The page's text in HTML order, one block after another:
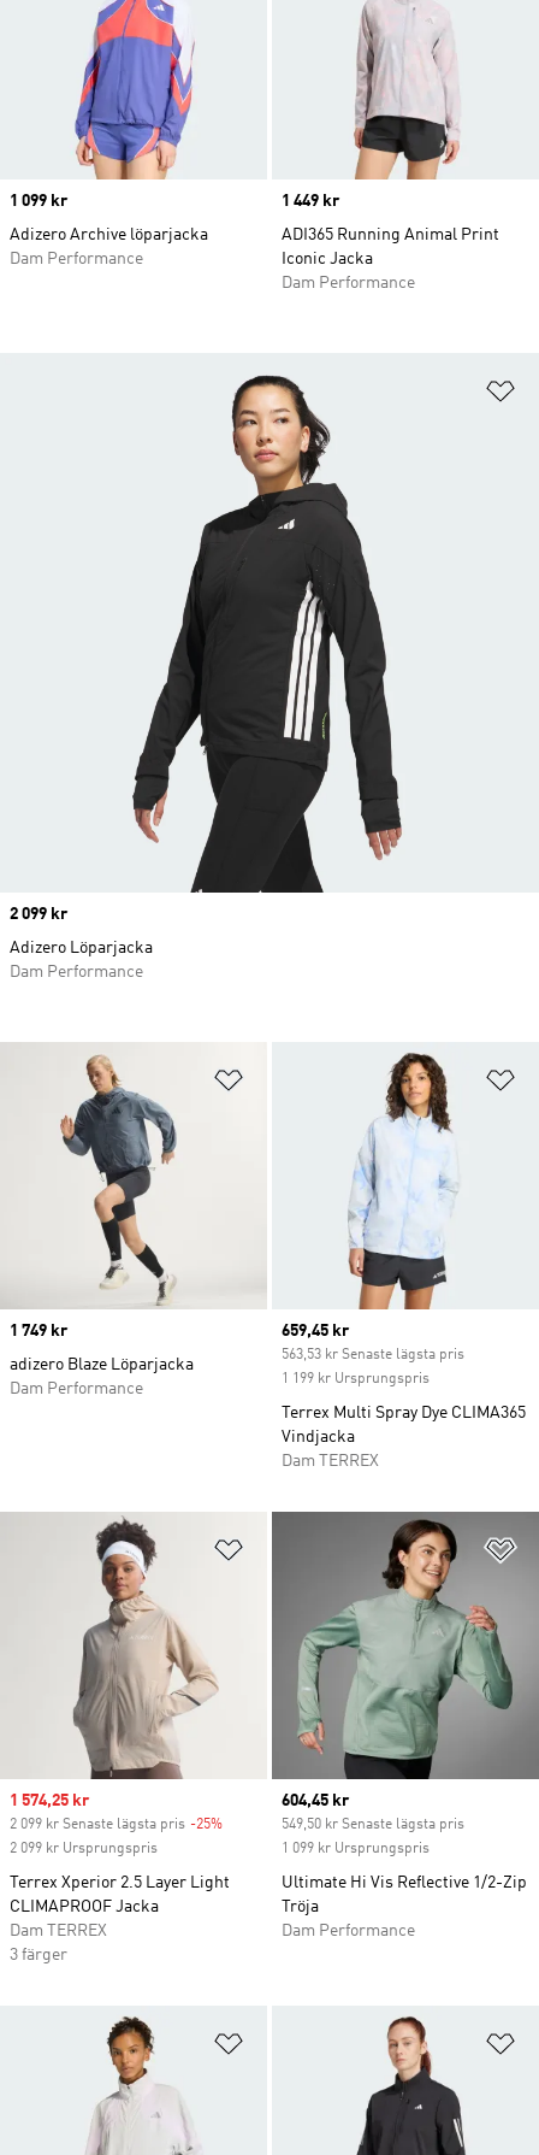
Price
1 099 kr
Adizero Archive löparjacka
Dam Performance
Price
1 449 kr
ADI365 Running Animal Print
Iconic Jacka
Dam Performance
Lägg till på önskelistan
Price
1 749 kr
adizero Blaze Löparjacka
Dam Performance
Current price
659,45 kr
563,53 kr Senaste lägsta pris
1 199 kr Ursprungspris
Terrex Multi Spray Dye CLIMA365
Vindjacka
Dam TERREX
Lägg till på önskelistan
Sale price
1 574,25 kr
2 099 kr Senaste lägsta pris -25%
2 099 kr Ursprungspris
Terrex Xperior 2.5 Layer Light
CLIMAPROOF Jacka
Dam TERREX
3 färger
Current price
604,45 kr
549,50 kr Senaste lägsta pris
1 099 kr Ursprungspris
Ultimate Hi Vis Reflective 1/2-Zip
Tröja
Dam Performance
Lägg till på önskelistan
Price
2 099 kr
Adizero Löparjacka
Dam Performance